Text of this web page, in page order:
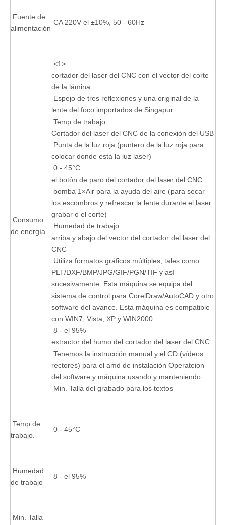
Fuente de
alimentación
CA 220V el ±10%, 50 - 60Hz
Consumo
de energía
<1>
cortador del laser del CNC con el vector del corte
de la lámina
Espejo de tres reflexiones y una original de la
lente del foco importados de Singapur
Temp de trabajo.
Cortador del laser del CNC de la conexión del USB
Punta de la luz roja (puntero de la luz roja para
colocar donde está la luz laser)
0 - 45°C
el botón de paro del cortador del laser del CNC
bomba 1×Air para la ayuda del aire (para secar
los escombros y refrescar la lente durante el laser
grabar o el corte)
Humedad de trabajo
arriba y abajo del vector del cortador del laser del
CNC
Utiliza formatos gráficos múltiples, tales como
PLT/DXF/BMP/JPG/GIF/PGN/TIF y así
sucesivamente. Esta máquina se equipa del
sistema de control para CorelDraw/AutoCAD y otro
software del avance. Esta máquina es compatible
con WIN7, Vista, XP y WIN2000
8 - el 95%
extractor del humo del cortador del laser del CNC
Tenemos la instrucción manual y el CD (vídeos
rectores) para el amd de instalación Operateion
del software y máquina usando y manteniendo.
Min. Talla del grabado para los textos
Temp de
trabajo.
0 - 45°C
Humedad
de trabajo
8 - el 95%
Min. Talla